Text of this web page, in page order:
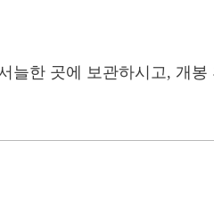
늘한 곳에 보관하시고, 개